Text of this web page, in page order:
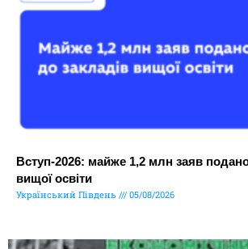
Вступ-2026: майже 1,2 млн заяв
вищої освіти
Український Південь 05/08/2026